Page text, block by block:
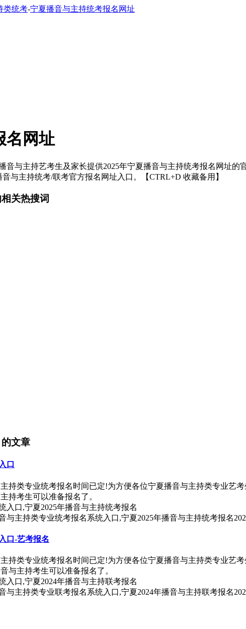
类统考-宁夏播音与主持统考报名网址
名网址
音与主持艺考生及家长提供2025年宁夏播音与主持统考报名网址
与主持统考/联考官方报名网址入口。【CTRL+D 收藏备用】
关热搜词
文章
口
持类专业统考报名时间已定!为方便各位宁夏播音与主持类专业艺
持考生可以准备报名了。
与主持类专业统考报名系统入口,宁夏2025年播音与主持统考报名
口-艺考报名
持类专业统考报名时间已定!为方便各位宁夏播音与主持类专业艺
与主持考生可以准备报名了。
与主持类专业联考报名系统入口,宁夏2024年播音与主持联考报名